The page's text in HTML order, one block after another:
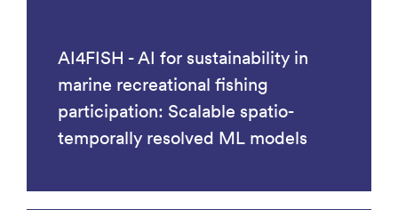
AI4FISH - AI for sustainability in
marine recreational fishing
participation: Scalable spatio-
temporally resolved ML models